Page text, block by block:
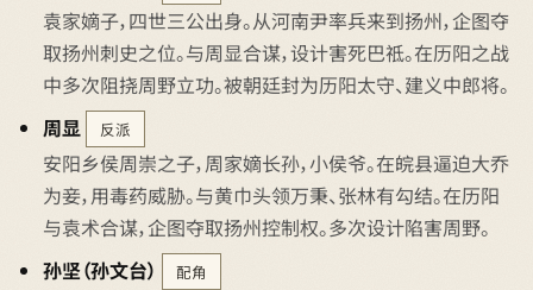
袁家嫡子，四世三公出身。从河南尹率兵来到扬州，企图夺
取扬州刺史之位。与周显合谋，设计害死巴祗。在历阳之战
中多次阻挠周野立功。被朝廷封为历阳太守、建义中郎将。
周显
反派
安阳乡侯周崇之子，周家嫡长孙，小侯爷。在皖县逼迫大乔
为妾，用毒药威胁。与黄巾头领万秉、张林有勾结。在历阳
与袁术合谋，企图夺取扬州控制权。多次设计陷害周野。
孙坚（孙文台）
配角